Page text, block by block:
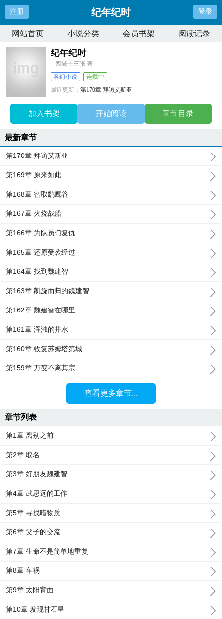
注册 纪年纪时 登录
网站首页 小说分类 会员书架 阅读记录
纪年纪时
西域十三张 著
科幻小说
连载中
最近更新：第170章 拜访艾斯亚
加入书架 开始阅读 章节目录
最新章节
第170章 拜访艾斯亚
第169章 原来如此
第168章 智取鹞鹰谷
第167章 火烧战船
第166章 为队员们复仇
第165章 还原受袭经过
第164章 找到魏建智
第163章 凯旋而归的魏建智
第162章 魏建智在哪里
第161章 浑浊的井水
第160章 收复苏姆塔第城
第159章 万变不离其宗
查看更多章节...
章节列表
第1章 离别之前
第2章 取名
第3章 好朋友魏建智
第4章 武思远的工作
第5章 寻找暗物质
第6章 父子的交流
第7章 生命不是简单地重复
第8章 车祸
第9章 太阳背面
第10章 发现甘石星